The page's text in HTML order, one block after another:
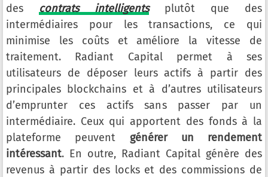
des contrats intelligentsplutôt que des
intermédiaires pour les transactions, ce qui
minimise les coûts et améliore la vitesse de
traitement. Radiant Capital permet à ses
utilisateurs de déposer leurs actifs à partir des
principales blockchains et à d’autres utilisateurs
d’emprunter ces actifs sans passer par un
intermédiaire. Ceux qui apportent des fonds à la
plateforme peuvent générer un rendement
intéressant. En outre, Radiant Capital génère des
revenus à partir des locks et des commissions de